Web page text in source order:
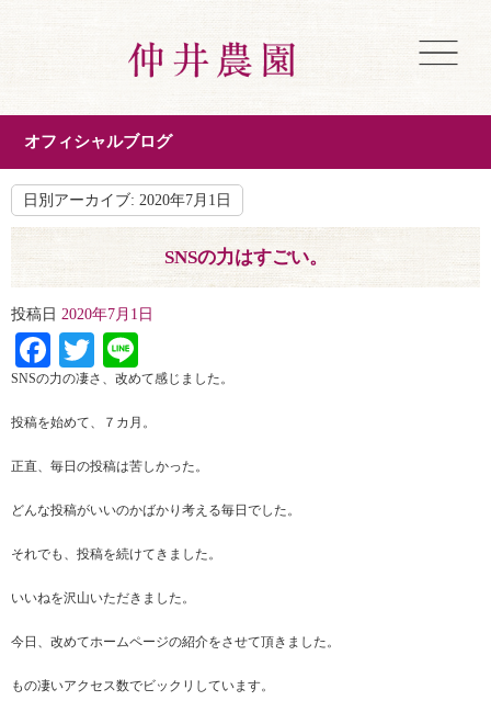
オフィシャルブログ
日別アーカイブ: 2020年7月1日
SNSの力はすごい。
投稿日 2020年7月1日
Facebook
Twitter
SNSの力の凄さ、改めて感じました。
投稿を始めて、７カ月。
正直、毎日の投稿は苦しかった。
どんな投稿がいいのかばかり考える毎日でした。
それでも、投稿を続けてきました。
いいねを沢山いただきました。
今日、改めてホームページの紹介をさせて頂きました。
もの凄いアクセス数でビックリしています。